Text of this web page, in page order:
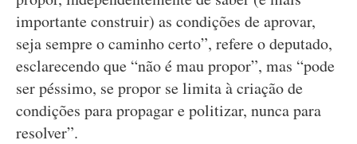
importante construir) as condições de aprovar,
seja sempre o caminho certo”, refere o deputado,
esclarecendo que “não é mau propor”, mas “pode
ser péssimo, se propor se limita à criação de
condições para propagar e politizar, nunca para
resolver”.